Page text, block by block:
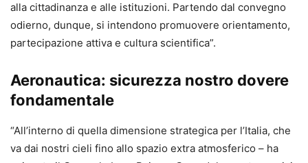
alla cittadinanza e alle istituzioni. Partendo dal convegno
odierno, dunque, si intendono promuovere orientamento,
partecipazione attiva e cultura scientifica”.
Aeronautica: sicurezza nostro dovere
fondamentale
“All’interno di quella dimensione strategica per l’Italia, che
va dai nostri cieli fino allo spazio extra atmosferico – ha